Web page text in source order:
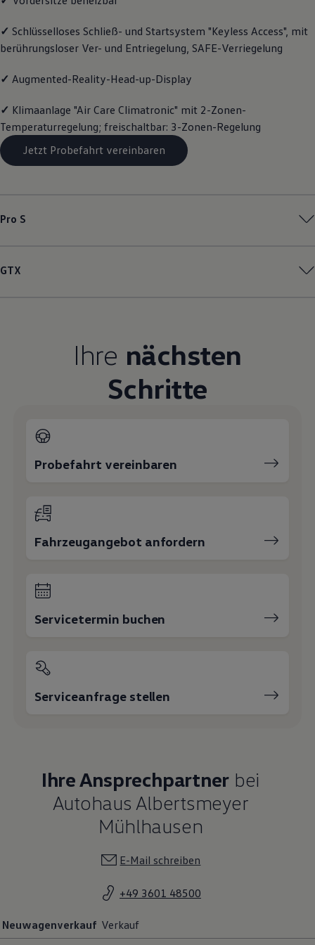
Pannen- und Unfallhilfe
Economy Service
Zubehör
Modellspezifisches Zubehör
Transport
Entertainment und Elektronik
Individualisieren
Wallbox und Ladekabel
Digitale Extras
Transport
Familie
Elektromobilität
Volkswagen R
Pannen- und Unfallhilfe
✓ Schlüsselloses Schließ- und Startsystem "Keyless Access", mit
berührungsloser Ver- und Entriegelung, SAFE-Verriegelung
✓ Augmented-Reality-Head-up-Display
✓ Klimaanlage "Air Care Climatronic" mit 2-Zonen-
Temperaturregelung; freischaltbar: 3-Zonen-Regelung
Jetzt Probefahrt vereinbaren
Pro S
GTX
Ihre nächsten
Schritte
Probefahrt vereinbaren
Fahrzeugangebot anfordern
Servicetermin buchen
Serviceanfrage stellen
Ihre Ansprechpartner bei
Autohaus Albertsmeyer
Mühlhausen
E-Mail schreiben
+49 3601 48500
Neuwagenverkauf Verkauf